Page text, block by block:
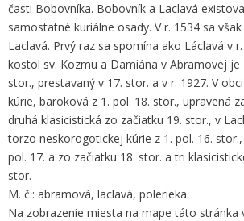
časti Bobovníka. Bobovník a Laclavá
samostatné kuriálne osady. V r. 1534 sa
Laclavá. Prvý raz sa spomína ako Láclavá v
kostol sv. Kozmu a Damiána v Abramovej je
stor., prestavaný v 17. stor. a v r. 1927. V
kúrie, baroková z 1. pol. 18. stor., upravená
druhá klasicistická zo začiatku 19. stor., v
torzo neskorogotickej kúrie z 1. pol. 16.
pol. 17. a zo začiatku 18. stor. a tri
stor.
M. č.: abramová, laclavá, polerieka.
Na zobrazenie miesta na mape táto stránka